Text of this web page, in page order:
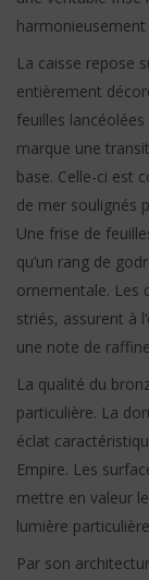
harmonieusement
La caisse repose
entièrement
feuilles
marque une
base. Celle-ci est
de mer soulignés
Une frise de
qu’un rang de
ornementale. Les
striés, assurent à
une note de
La qualité du
particulière. La
éclat
Empire. Les
mettre en valeur
lumière
Par son